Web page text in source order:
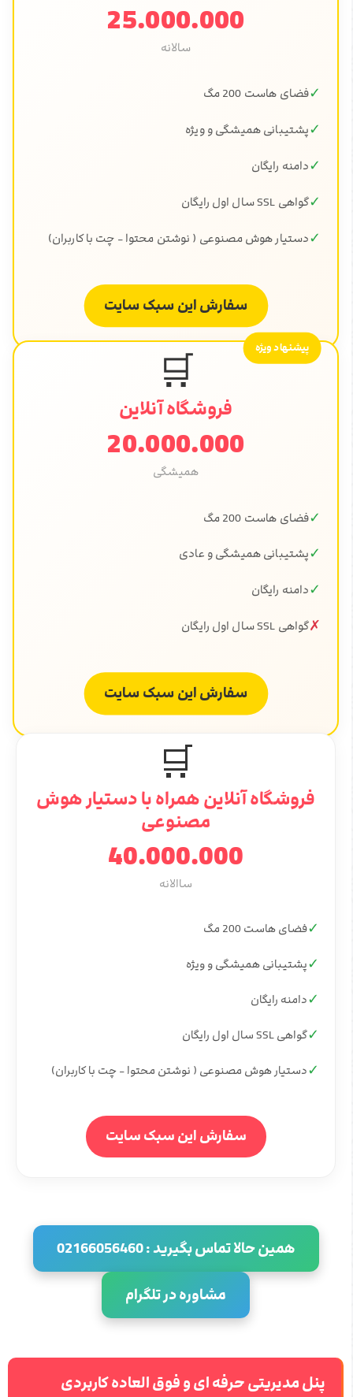
25.000.000
سالانه
✓فضای هاست 200 مگ
✓پشتیبانی همیشگی و ویژه
✓دامنه رایگان
✓گواهی SSL سال اول رایگان
✓دستیار هوش مصنوعی ( نوشتن محتوا - چت با کاربران)
سفارش این سبک سایت
پیشنهاد ویژه 🛒
فروشگاه آنلاین
20.000.000
همیشگی
✓فضای هاست 200 مگ
✓پشتیبانی همیشگی و عادی
✓دامنه رایگان
✗گواهی SSL سال اول رایگان
سفارش این سبک سایت
🛒
فروشگاه آنلاین همراه با دستیار هوش
مصنوعی
40.000.000
ساالانه
✓فضای هاست 200 مگ
✓پشتیبانی همیشگی و ویژه
✓دامنه رایگان
✓گواهی SSL سال اول رایگان
✓دستیار هوش مصنوعی ( نوشتن محتوا - چت با کاربران)
سفارش این سبک سایت
همین حالا تماس بگیرید : 02166056460
مشاوره در تلگرام
پنل مدیریتی حرفه ای و فوق العاده کاربردی